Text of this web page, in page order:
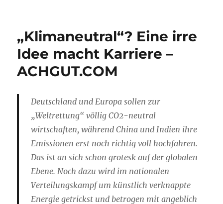
„Klimaneutral“? Eine irre
Idee macht Karriere –
ACHGUT.COM
Deutschland und Europa sollen zur
„Weltrettung“ völlig CO2-neutral
wirtschaften, während China und Indien ihre
Emissionen erst noch richtig voll hochfahren.
Das ist an sich schon grotesk auf der globalen
Ebene. Noch dazu wird im nationalen
Verteilungskampf um künstlich verknappte
Energie getrickst und betrogen mit angeblich